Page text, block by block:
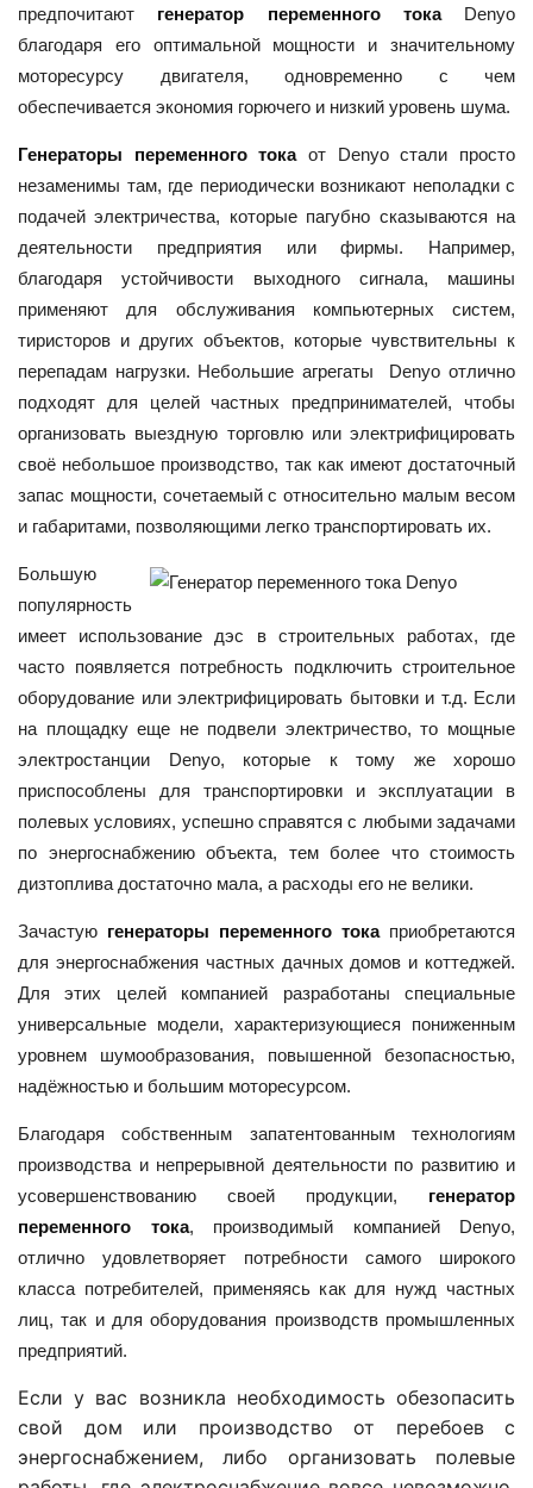
предпочитают генератор переменного токаDenyo
благодаря его оптимальной мощности и значительному
моторесурсу двигателя, одновременно с чем
обеспечивается экономия горючего и низкий уровень шума.
Генераторы переменного токаот Denyo стали просто
незаменимы там, где периодически возникают неполадки с
подачей электричества, которые пагубно сказываются на
деятельности предприятия или фирмы. Например,
благодаря устойчивости выходного сигнала, машины
применяют для обслуживания компьютерных систем,
тиристоров и других объектов, которые чувствительны к
перепадам нагрузки. Небольшие агрегаты Denyo отлично
подходят для целей частных предпринимателей, чтобы
организовать выездную торговлю или электрифицировать
своё небольшое производство, так как имеют достаточный
запас мощности, сочетаемый с относительно малым весом
и габаритами, позволяющими легко транспортировать их.
Большую
популярность
имеет использование дэс в строительных работах, где
часто появляется потребность подключить строительное
оборудование или электрифицировать бытовки и т.д. Если
на площадку еще не подвели электричество, то мощные
электростанции Denyo, которые к тому же хорошо
приспособлены для транспортировки и эксплуатации в
полевых условиях, успешно справятся с любыми задачами
по энергоснабжению объекта, тем более что стоимость
дизтоплива достаточно мала, а расходы его не велики.
Зачастую генераторы переменного тока приобретаются
для энергоснабжения частных дачных домов и коттеджей.
Для этих целей компанией разработаны специальные
универсальные модели, характеризующиеся пониженным
уровнем шумообразования, повышенной безопасностью,
надёжностью и большим моторесурсом.
Благодаря собственным запатентованным технологиям
производства и непрерывной деятельности по развитию и
усовершенствованию своей продукции, генератор
переменного тока, производимый компанией Denyo,
отлично удовлетворяет потребности самого широкого
класса потребителей, применяясь как для нужд частных
лиц, так и для оборудования производств промышленных
предприятий.
Если у вас возникла необходимость обезопасить
свой дом или производство от перебоев с
энергоснабжением, либо организовать полевые